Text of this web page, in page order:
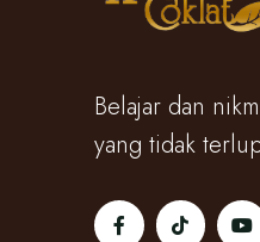
Belajar dan
yang tidak